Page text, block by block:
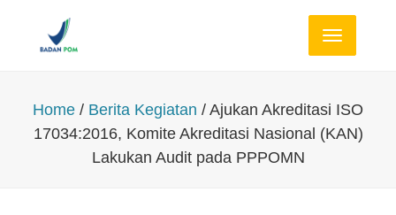
Toggle
navigation
Home / Berita Kegiatan / Ajukan Akreditasi ISO
17034:2016, Komite Akreditasi Nasional (KAN)
Lakukan Audit pada PPPOMN